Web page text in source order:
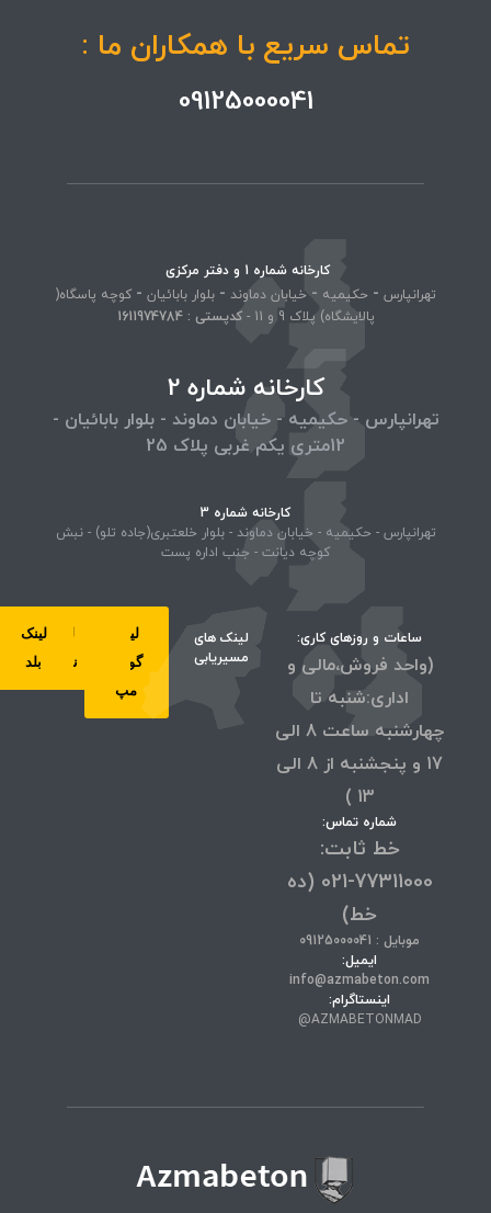
تماس سریع با همکاران ما :
09125000041
کارخانه شماره 1 و دفتر مرکزی
تهرانپارس - حکیمیه - خیابان دماوند - بلوار بابائیان - کوچه پاسگاه(
پالایشگاه) پلاک 9 و 11 -
کد‌پستی : 1611974784
کارخانه شماره 2
تهرانپارس - حکیمیه - خیابان دماوند - بلوار بابائیان -
12متری یکم غربی پلاک 25
کارخانه شماره 3
تهرانپارس - حکیمیه - خیابان دماوند - بلوار خلعتبری(جاده تلو) - نبش
کوچه دیانت - جنب اداره پست
ساعات و روزهای کاری:
(واحد فروش،مالی و
اداری:شنبه تا
چهارشنبه ساعت 8 الی
17 و پنجشنبه از 8 الی
13 )
شماره تماس:
خط ثابت:
77311000-021 (ده
خط)
موبایل : 09125000041
ایمیل:
info@azmabeton.com
اینستاگرام:
AZMABETONMAD@
لینک های
مسیریابی
لینک
گوگل
مپ
لینک
نشان
لینک
بلد